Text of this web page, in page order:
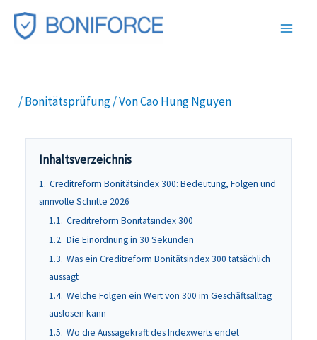
Zum
Inhalt
/Bonitätsprüfung/ VonCao Hung Nguyen
Inhaltsverzeichnis
1. Creditreform Bonitätsindex 300: Bedeutung, Folgen und
sinnvolle Schritte 2026
1.1. Creditreform Bonitätsindex 300
1.2. Die Einordnung in 30 Sekunden
1.3. Was ein Creditreform Bonitätsindex 300 tatsächlich
aussagt
1.4. Welche Folgen ein Wert von 300 im Geschäftsalltag
auslösen kann
1.5. Wo die Aussagekraft des Indexwerts endet